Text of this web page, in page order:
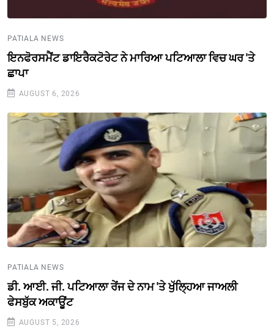
PATIALA NEWS
ਇਨਫੋਰਸਮੈਂਟ ਡਾਇਰੈਕਟੋਰੇਟ ਨੇ ਮਾਰਿਆ ਪਟਿਆਲਾ ਵਿਚ ਘਰ 'ਤੇ
ਛਾਪਾ
AUGUST 6, 2026
PATIALA NEWS
ਡੀ. ਆਈ. ਜੀ. ਪਟਿਆਲਾ ਰੇਂਜ ਦੇ ਨਾਮ 'ਤੇ ਖੁੱਲ੍ਹਿਆ ਜਾਅਲੀ
ਫੇਸਬੁੱਕ ਅਕਾਊਂਟ
AUGUST 5, 2026